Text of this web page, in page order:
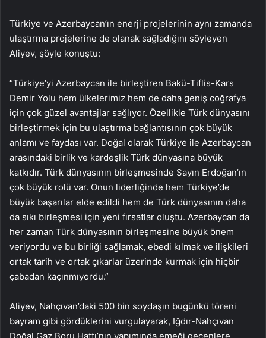
Türkiye ve Azerbaycan’ın enerji projelerinin aynı zamanda
ulaştırma projelerine de olanak sağladığını söyleyen
Aliyev, şöyle konuştu:
“Türkiye’yi Azerbaycan ile birleştiren Bakü-Tiflis-Kars
Demir Yolu hem ülkelerimiz hem de daha geniş coğrafya
için çok güzel avantajlar sağlıyor. Özellikle Türk dünyasını
birleştirmek için bu ulaştırma bağlantısının çok büyük
anlamı ve faydası var. Doğal olarak Türkiye ile Azerbaycan
arasındaki birlik ve kardeşlik Türk dünyasına büyük
katkıdır. Türk dünyasının birleşmesinde Sayın Erdoğan’ın
çok büyük rolü var. Onun liderliğinde hem Türkiye’de
büyük başarılar elde edildi hem de Türk dünyasının daha
da sıkı birleşmesi için yeni fırsatlar oluştu. Azerbaycan da
her zaman Türk dünyasının birleşmesine büyük önem
veriyordu ve bu birliği sağlamak, ebedi kılmak ve ilişkileri
ortak tarih ve ortak çıkarlar üzerinde kurmak için hiçbir
çabadan kaçınmıyordu.”
Aliyev, Nahçıvan’daki 500 bin soydaşın bugünkü töreni
bayram gibi gördüklerini vurgulayarak, Iğdır-Nahçıvan